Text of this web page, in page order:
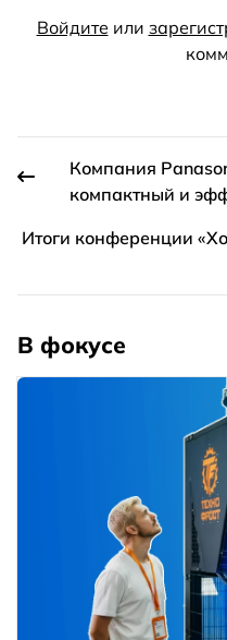
Войдите или
Компания
компактный и
Итоги конференции
В фокусе